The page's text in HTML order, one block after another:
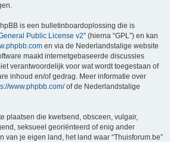
is een bulletinboardoplossing die is
Public License v2” (hierna “GPL”) en kan
en via de Nederlandstalige website
maakt internetgebaseerde discussies
verantwoordelijk voor wat wordt toegestaan of
inhoud en/of gedrag. Meer informatie over
www.phpbb.com/of de Nederlandstalige
plaatsen die kwetsend, obsceen, vulgair,
seksueel georiënteerd of enig ander
van je eigen land, het land waar “Thuisforum.be”